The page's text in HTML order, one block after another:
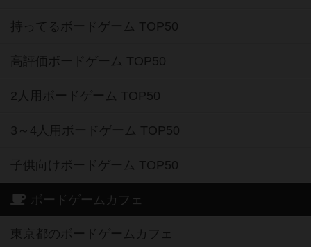
持ってるボードゲーム TOP50
高評価ボードゲーム TOP50
2人用ボードゲーム TOP50
3～4人用ボードゲーム TOP50
子供向けボードゲーム TOP50
ボードゲームカフェ
東京都のボードゲームカフェ